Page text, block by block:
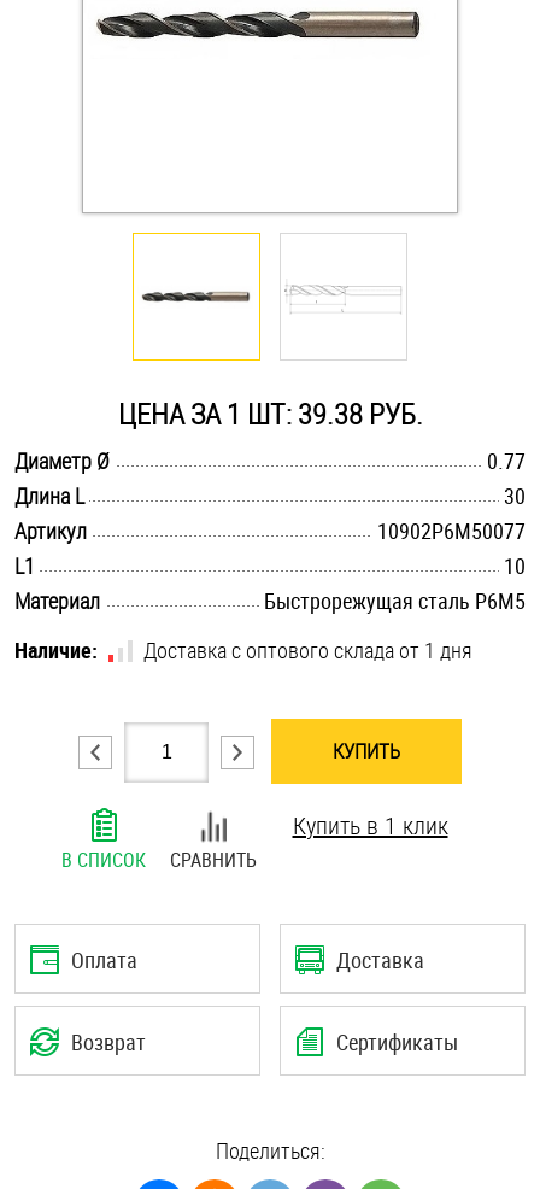
Саморезы и шурупы
Стопорные кольца
Такелаж
Хомуты
Шпильки
Шплинты
Штифты и пальцы
ЦЕНА ЗА 1 ШТ: 39.38 РУБ.
Диаметр Ø
0.77
Длина L
30
Артикул
10902Р6М50077
L1
10
Материал
Быстрорежущая сталь Р6М5
Наличие:
Доставка с оптового склада от 1 дня
КУПИТЬ
В СПИСОК СРАВНИТЬ
Купить в 1 клик
Оплата Доставка
Возврат Сертификаты
Поделиться: